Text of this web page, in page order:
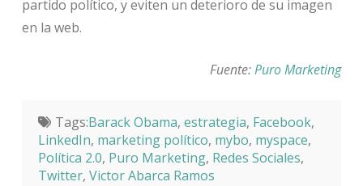
partido político, y eviten un deterioro de su imagen
en la web.
Fuente:Puro Marketing
Tags:Barack Obama, estrategia, Facebook,
LinkedIn, marketing político, mybo, myspace,
Política 2.0, Puro Marketing, Redes Sociales,
Twitter, Victor Abarca Ramos